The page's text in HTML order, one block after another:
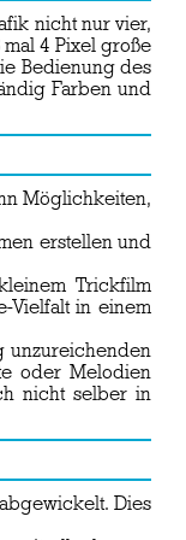
nicht nur vier,
4 Pixel große
Bedienung des
Farben und
Möglichkeiten,
erstellen und
Trickfilm
Vielfalt in einem
unzureichenden
oder Melodien
nicht selber in
Dies